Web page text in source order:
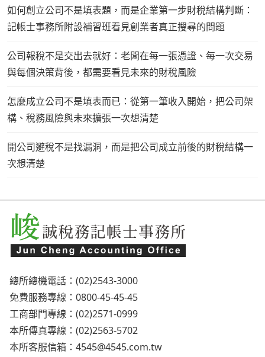
如何創立公司不是填表題，而是企業第一步財稅結構判斷：
記帳士事務所附設補習班看見創業者真正搜尋的問題
公司報稅不是交出去就好：老闆在每一張憑證、每一次交易
與每個決策背後，都需要看見未來的財稅風險
怎麼成立公司不是填表而已：從第一筆收入開始，把公司架
構、稅務風險與未來擴張一次想清楚
開公司避稅不是找漏洞，而是把公司成立前後的財稅結構一
次想清楚
總所總機電話：(02)2543-3000
免費服務專線：0800-45-45-45
工商部門專線：(02)2571-0999
本所傳真專線：(02)2563-5702
本所客服信箱： 4545@4545.com.tw